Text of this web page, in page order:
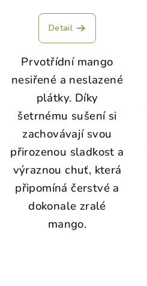
Detail
Prvotřídní mango
nesiřené a neslazené
plátky. Díky
šetrnému sušení si
zachovávají svou
přirozenou sladkost a
výraznou chuť, která
připomíná čerstvé a
dokonale zralé
mango.